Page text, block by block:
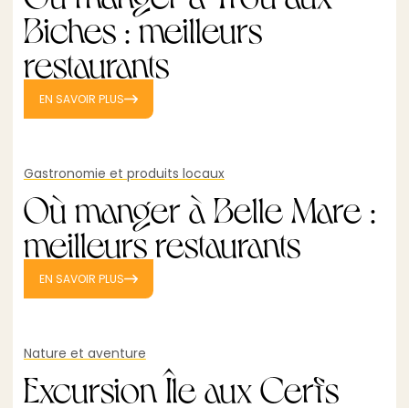
Biches : meilleurs
restaurants
EN SAVOIR PLUS
Gastronomie et produits locaux
Où manger à Belle Mare :
meilleurs restaurants
EN SAVOIR PLUS
Nature et aventure
Excursion Île aux Cerfs